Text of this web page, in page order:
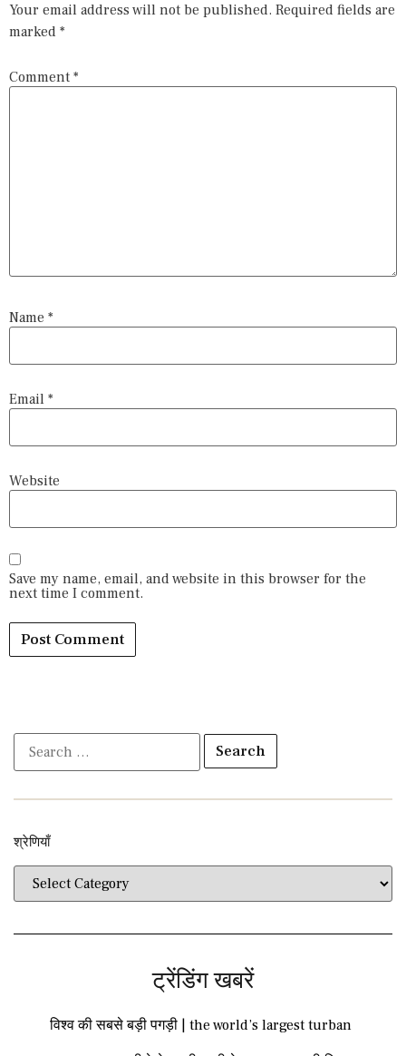
Your email address will not be published. Required fields are
marked *
Comment *
Name *
Email *
Website
Save my name, email, and website in this browser for the
next time I comment.
श्रेणियाँ​​
ट्रेंडिंग खबरें
विश्व की सबसे बड़ी पगड़ी | the world’s largest turban